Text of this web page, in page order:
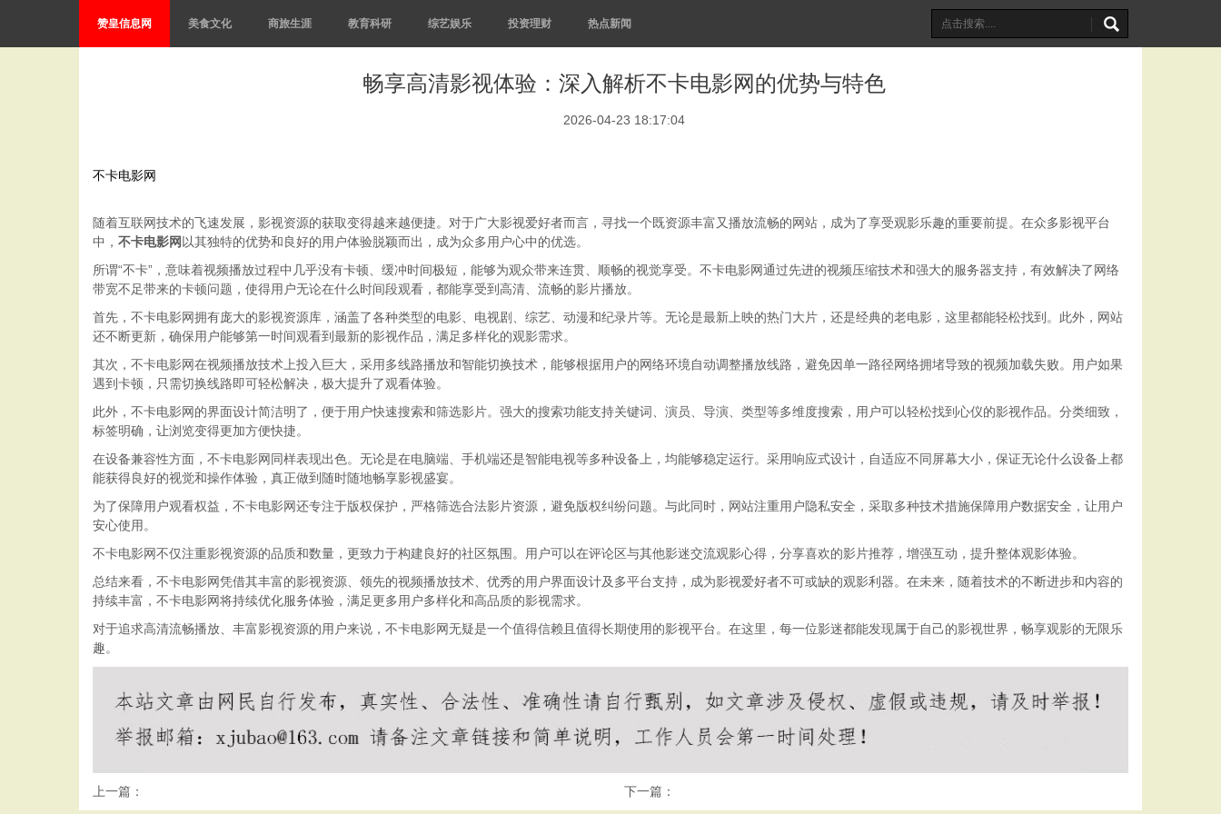
赞皇信息网 美食文化 商旅生涯 教育科研 综艺娱乐 投资理财 热点新闻
畅享高清影视体验：深入解析不卡电影网的优势与特色
2026-04-23 18:17:04
不卡电影网
随着互联网技术的飞速发展，影视资源的获取变得越来越便捷。对于广大影视爱好者而言，寻找一个既资源丰富又播放流畅的网站，成为了享受观影乐趣的重要前提。在众多影视平台
中， 不卡电影网 以其独特的优势和良好的用户体验脱颖而出，成为众多用户心中的优选。
所谓“不卡”，意味着视频播放过程中几乎没有卡顿、缓冲时间极短，能够为观众带来连贯、顺畅的视觉享受。不卡电影网通过先进的视频压缩技术和强大的服务器支持，有效解决了网络
带宽不足带来的卡顿问题，使得用户无论在什么时间段观看，都能享受到高清、流畅的影片播放。
首先，不卡电影网拥有庞大的影视资源库，涵盖了各种类型的电影、电视剧、综艺、动漫和纪录片等。无论是最新上映的热门大片，还是经典的老电影，这里都能轻松找到。此外，网站
还不断更新，确保用户能够第一时间观看到最新的影视作品，满足多样化的观影需求。
其次，不卡电影网在视频播放技术上投入巨大，采用多线路播放和智能切换技术，能够根据用户的网络环境自动调整播放线路，避免因单一路径网络拥堵导致的视频加载失败。用户如果
遇到卡顿，只需切换线路即可轻松解决，极大提升了观看体验。
此外，不卡电影网的界面设计简洁明了，便于用户快速搜索和筛选影片。强大的搜索功能支持关键词、演员、导演、类型等多维度搜索，用户可以轻松找到心仪的影视作品。分类细致，
标签明确，让浏览变得更加方便快捷。
在设备兼容性方面，不卡电影网同样表现出色。无论是在电脑端、手机端还是智能电视等多种设备上，均能够稳定运行。采用响应式设计，自适应不同屏幕大小，保证无论什么设备上都
能获得良好的视觉和操作体验，真正做到随时随地畅享影视盛宴。
为了保障用户观看权益，不卡电影网还专注于版权保护，严格筛选合法影片资源，避免版权纠纷问题。与此同时，网站注重用户隐私安全，采取多种技术措施保障用户数据安全，让用户
安心使用。
不卡电影网不仅注重影视资源的品质和数量，更致力于构建良好的社区氛围。用户可以在评论区与其他影迷交流观影心得，分享喜欢的影片推荐，增强互动，提升整体观影体验。
总结来看，不卡电影网凭借其丰富的影视资源、领先的视频播放技术、优秀的用户界面设计及多平台支持，成为影视爱好者不可或缺的观影利器。在未来，随着技术的不断进步和内容的
持续丰富，不卡电影网将持续优化服务体验，满足更多用户多样化和高品质的影视需求。
对于追求高清流畅播放、丰富影视资源的用户来说，不卡电影网无疑是一个值得信赖且值得长期使用的影视平台。在这里，每一位影迷都能发现属于自己的影视世界，畅享观影的无限乐
趣。
上一篇： 下一篇：